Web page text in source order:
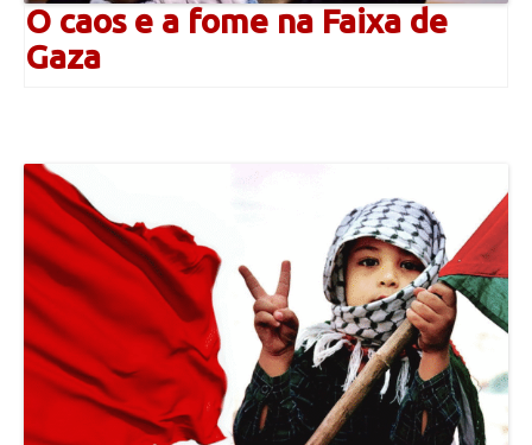
O caos e a fome na Faixa de
Gaza